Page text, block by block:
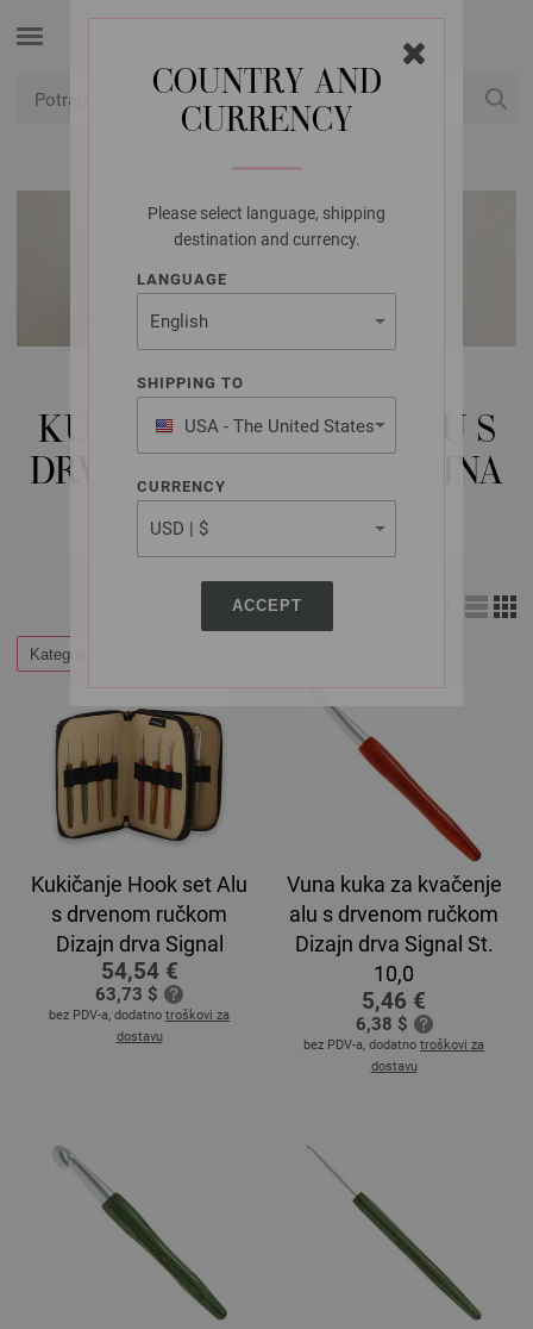
COUNTRY AND
CURRENCY
Please select language, shipping
destination and currency.
LANGUAGE
SHIPPING TO
USA - The United States
of America
CURRENCY
ACCEPT
LANA GROSSA IGLE |
KUKIČANJE IGLICE | ALU S
DRVENIM DRŠKOM DIZAJNA
SIGNALA DRVETA
Kategorije
Kukičanje Hook set Alu
s drvenom ručkom
Dizajn drva Signal
54,54 €
63,73 $
bez PDV-a, dodatno troškovi za
dostavu
Vuna kuka za kvačenje
alu s drvenom ručkom
Dizajn drva Signal St.
10,0
5,46 €
6,38 $
bez PDV-a, dodatno troškovi za
dostavu